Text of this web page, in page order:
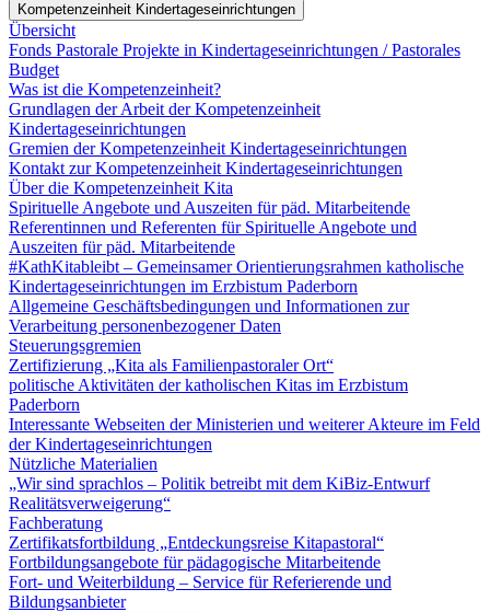
Kompetenzeinheit Kindertageseinrichtungen
Übersicht
Fonds Pastorale Projekte in Kindertageseinrichtungen / Pastorales
Budget
Was ist die Kompetenzeinheit?
Grundlagen der Arbeit der Kompetenzeinheit
Kindertageseinrichtungen
Gremien der Kompetenzeinheit Kindertageseinrichtungen
Kontakt zur Kompetenzeinheit Kindertageseinrichtungen
Über die Kompetenzeinheit Kita
Spirituelle Angebote und Auszeiten für päd. Mitarbeitende
Referentinnen und Referenten für Spirituelle Angebote und
Auszeiten für päd. Mitarbeitende
#KathKitableibt – Gemeinsamer Orientierungsrahmen katholische
Kindertageseinrichtungen im Erzbistum Paderborn
Allgemeine Geschäftsbedingungen und Informationen zur
Verarbeitung personenbezogener Daten
Steuerungsgremien
Zertifizierung „Kita als Familienpastoraler Ort“
politische Aktivitäten der katholischen Kitas im Erzbistum
Paderborn
Interessante Webseiten der Ministerien und weiterer Akteure im Feld
der Kindertageseinrichtungen
Nützliche Materialien
„Wir sind sprachlos – Politik betreibt mit dem KiBiz-Entwurf
Realitätsverweigerung“
Fachberatung
Zertifikatsfortbildung „Entdeckungsreise Kitapastoral“
Fortbildungsangebote für pädagogische Mitarbeitende
Fort- und Weiterbildung – Service für Referierende und
Bildungsanbieter